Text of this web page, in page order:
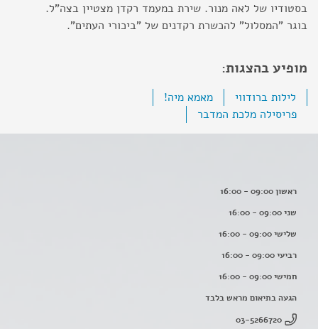
בסטודיו של לאה מנור. שירת במעמד רקדן מצטיין בצה"ל.
בוגר "המסלול" להכשרת רקדנים של "ביכורי העתים".
מופיע בהצגות:
לילות ברודווי
מאמא מיה!
פריסילה מלכת המדבר
ראשון 09:00 - 16:00
שני 09:00 - 16:00
שלישי 09:00 - 16:00
רביעי 09:00 - 16:00
חמישי 09:00 - 16:00
הגעה בתיאום מראש בלבד
03-5266720